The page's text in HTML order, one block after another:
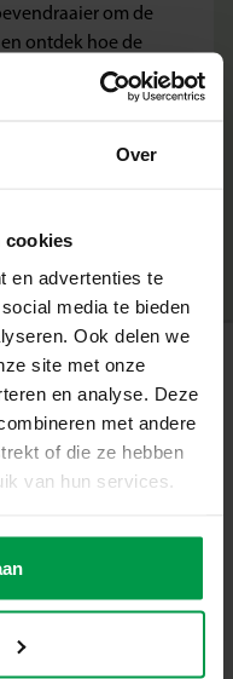
Over
cookies
en advertenties te
media te bieden
Ook delen we
site met onze
en analyse. Deze
met andere
of die ze hebben
van hun services.
om de
ontdek hoe de
stap tot leven
weer uit elkaar en
grote ideeën.
in en uit elkaar
speelplezier
en logisch
motoriek en hand-
een kindvriendelijke
Minimale
2+